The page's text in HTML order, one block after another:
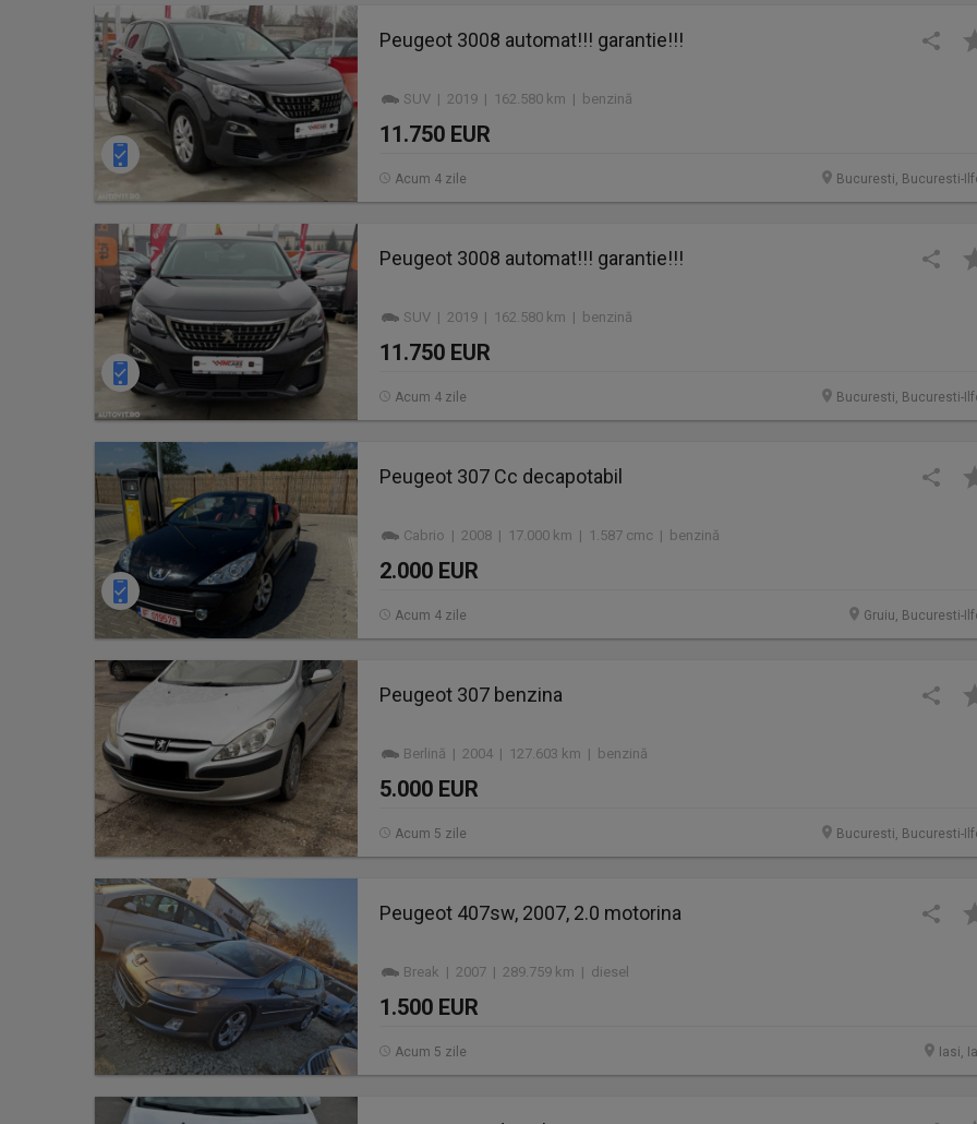
Peugeot 3008 automat!!! garantie!!!
SUV | 2019 | 162.580 km | benzină
11.750 EUR
Bucuresti, Bucuresti-
Acum 4 zile
Peugeot 3008 automat!!! garantie!!!
SUV | 2019 | 162.580 km | benzină
11.750 EUR
Bucuresti, Bucuresti-
Acum 4 zile
Peugeot 307 Cc decapotabil
Cabrio | 2008 | 17.000 km | 1.587 cmc | benzină
2.000 EUR
Gruiu, Bucuresti-
Acum 4 zile
Peugeot 307 benzina
Berlină | 2004 | 127.603 km | benzină
5.000 EUR
Bucuresti, Bucuresti-
Acum 5 zile
Peugeot 407sw, 2007, 2.0 motorina
Break | 2007 | 289.759 km | diesel
1.500 EUR
Iasi,
Acum 5 zile